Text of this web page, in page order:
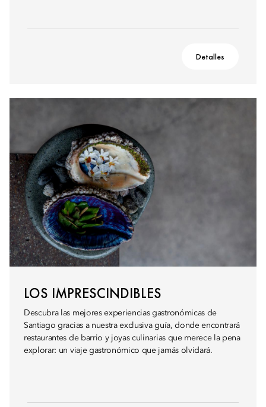
Detalles
LOS IMPRESCINDIBLES
Descubra las mejores experiencias gastronómicas de
Santiago gracias a nuestra exclusiva guía, donde encontrará
restaurantes de barrio y joyas culinarias que merece la pena
explorar: un viaje gastronómico que jamás olvidará.